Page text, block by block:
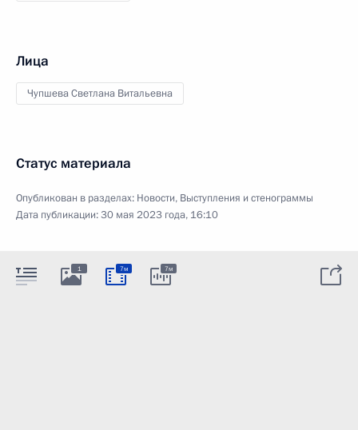
Лица
Чупшева Светлана Витальевна
Статус материала
Опубликован в разделах: Новости, Выступления и стенограммы
Дата публикации:30 мая 2023 года, 16:10
1 7м 7м